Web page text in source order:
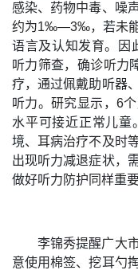
感染、药物中毒、噪
约为1‰—3‰，若未能
语言及认知发育。
听力筛查，确诊听力
疗，通过佩戴助听器
听力。研究显示，6
水平可接近正常儿童
境、耳病治疗不及时
出现听力减退症状，
做好听力防护同样重要
李锦秀提醒广大
意使用棉签、挖耳勺